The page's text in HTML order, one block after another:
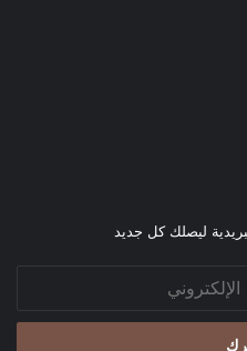
ليصلك كل جديد